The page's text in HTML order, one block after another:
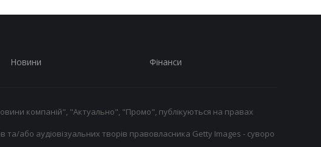
Новини Фінанси
компаній", "Актуально", "Промо", публікуються на правах
або аудіовізуальних творів правовласника Getty Images - суворо